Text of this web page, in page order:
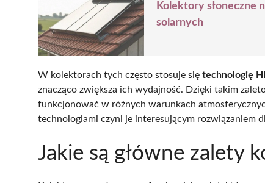
Kolektory słoneczne
solarnych
W kolektorach tych często stosuje się technologię
znacząco zwiększa ich wydajność. Dzięki takim
funkcjonować w różnych warunkach
technologiami czyni je interesującym rozwiązaniem
Jakie są główne zalety